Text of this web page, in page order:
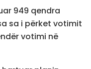
949 qendra
sa i përket votimit
votimi në